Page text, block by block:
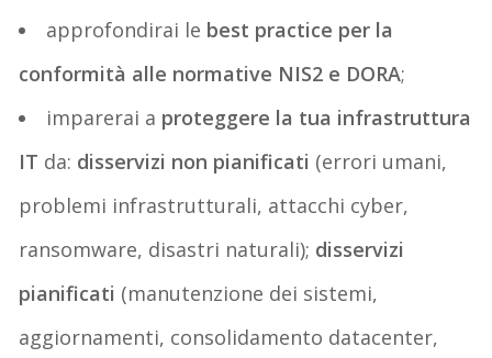
approfondirai le best practice per la
conformità alle normative NIS2 e DORA;
imparerai a proteggere la tua infrastruttura
IT da: disservizi non pianificati (errori umani,
problemi infrastrutturali, attacchi cyber,
ransomware, disastri naturali); disservizi
pianificati (manutenzione dei sistemi,
aggiornamenti, consolidamento datacenter,